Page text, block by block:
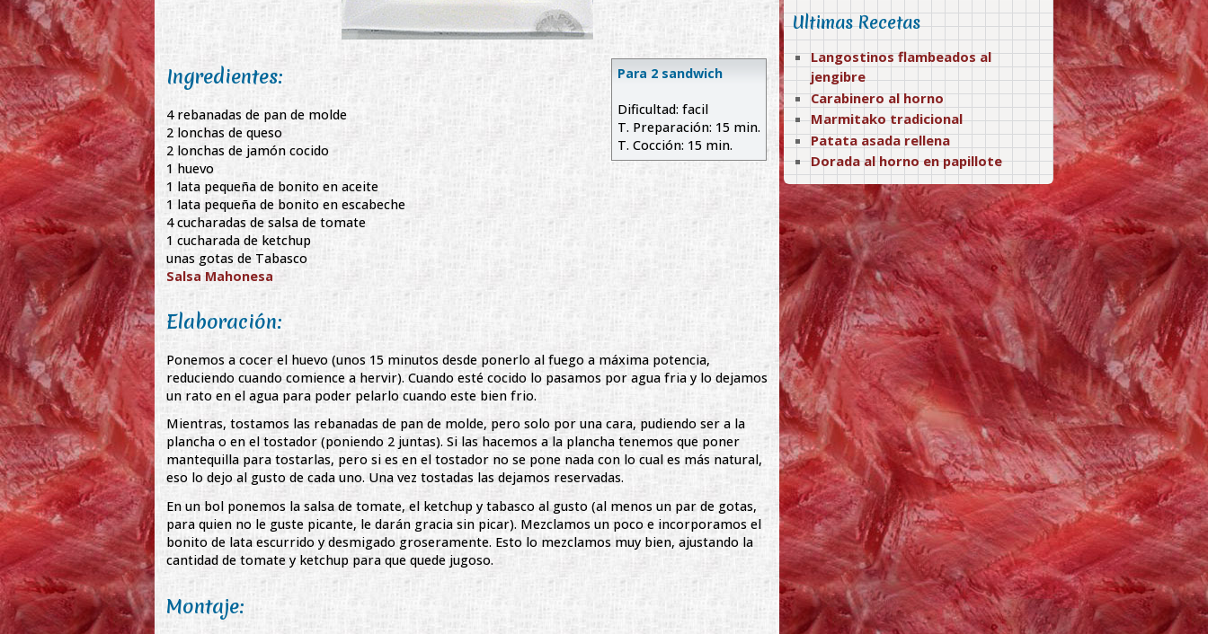
Para 2 sandwich
Dificultad: facil
T. Preparación: 15 min.
T. Cocción: 15 min.
Ingredientes:
4 rebanadas de pan de molde
2 lonchas de queso
2 lonchas de jamón cocido
1 huevo
1 lata pequeña de bonito en aceite
1 lata pequeña de bonito en escabeche
4 cucharadas de salsa de tomate
1 cucharada de ketchup
unas gotas de Tabasco
Salsa Mahonesa
Elaboración:
Ponemos a cocer el huevo (unos 15 minutos desde ponerlo al fuego a máxima potencia,
reduciendo cuando comience a hervir). Cuando esté cocido lo pasamos por agua fria y lo dejamos
un rato en el agua para poder pelarlo cuando este bien frio.
Mientras, tostamos las rebanadas de pan de molde, pero solo por una cara, pudiendo ser a la
plancha o en el tostador (poniendo 2 juntas). Si las hacemos a la plancha tenemos que poner
mantequilla para tostarlas, pero si es en el tostador no se pone nada con lo cual es más natural,
eso lo dejo al gusto de cada uno. Una vez tostadas las dejamos reservadas.
En un bol ponemos la salsa de tomate, el ketchup y tabasco al gusto (al menos un par de gotas,
para quien no le guste picante, le darán gracia sin picar). Mezclamos un poco e incorporamos el
bonito de lata escurrido y desmigado groseramente. Esto lo mezclamos muy bien, ajustando la
cantidad de tomate y ketchup para que quede jugoso.
Montaje:
Ultimas Recetas
Langostinos flambeados al
jengibre
Carabinero al horno
Marmitako tradicional
Patata asada rellena
Dorada al horno en papillote